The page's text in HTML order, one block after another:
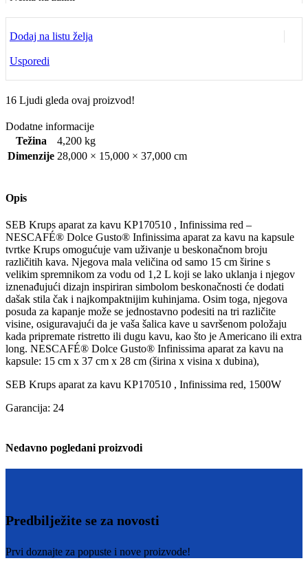
Dodaj na listu želja
Usporedi
16 Ljudi gleda ovaj proizvod!
Dodatne informacije
Težina
4,200 kg
Dimenzije 28,000 × 15,000 × 37,000 cm
Opis
SEB Krups aparat za kavu KP170510 , Infinissima red –
NESCAFÉ® Dolce Gusto® Infinissima aparat za kavu na kapsule
tvrtke Krups omogućuje vam uživanje u beskonačnom broju
različitih kava. Njegova mala veličina od samo 15 cm širine s
velikim spremnikom za vodu od 1,2 L koji se lako uklanja i njegov
iznenađujući dizajn inspiriran simbolom beskonačnosti će dodati
dašak stila čak i najkompaktnijim kuhinjama. Osim toga, njegova
posuda za kapanje može se jednostavno podesiti na tri različite
visine, osiguravajući da je vaša šalica kave u savršenom položaju
kada pripremate ristretto ili dugu kavu, kao što je Americano ili extra
long. NESCAFÉ® Dolce Gusto® Infinissima aparat za kavu na
kapsule: 15 cm x 37 cm x 28 cm (širina x visina x dubina),
SEB Krups aparat za kavu KP170510 , Infinissima red, 1500W
Garancija: 24
Nedavno pogledani proizvodi
Predbilježite se za novosti
Prvi doznajte za popuste i nove proizvode!